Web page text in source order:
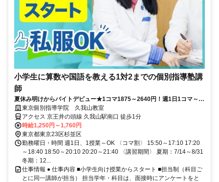
小学生に算数や国語を教える1対2までの個別指導塾講
師
夏休み明けからバイトデビュー★1コマ1875～2640円！週1日1コマ～私
服でok◎
東京個別指導学院 久我山教室
アクセス 京王井の頭線 久我山駅南口 徒歩1分
時給1,250円～1,760円
東京都東京23区杉並区
勤務曜日・時間 週1日、1授業～OK 〈コマ割〉 15:50～17:10 17:20
～18:40 18:50～20:10 20:20～21:40 〈講習期間〉 夏期：7/14～8/31
冬期：12...
仕事情報 ● 仕事内容 ■小学生向け授業からスタート ■担当制（科目ご
とに同一講師が担当） 担当学年・科目は、面接時にアンケートをと